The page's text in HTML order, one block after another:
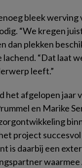
bleek werving
“We kregen
dan plekken
“Dat laat
leeft.”
het afgelopen jaar
en Marike
project
is daarbij een
waarmee